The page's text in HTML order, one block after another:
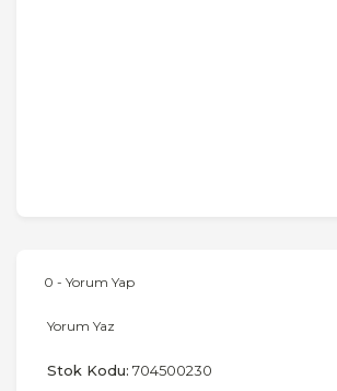
0 - Yorum Yap
Yorum Yaz
Stok Kodu: 704500230